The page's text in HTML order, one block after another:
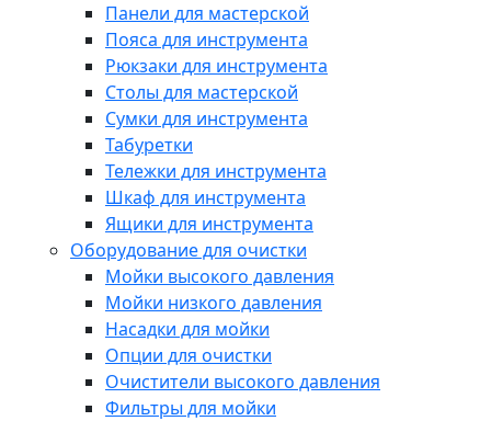
Панели для мастерской
Пояса для инструмента
Рюкзаки для инструмента
Столы для мастерской
Сумки для инструмента
Табуретки
Тележки для инструмента
Шкаф для инструмента
Ящики для инструмента
Оборудование для очистки
Мойки высокого давления
Мойки низкого давления
Насадки для мойки
Опции для очистки
Очистители высокого давления
Фильтры для мойки